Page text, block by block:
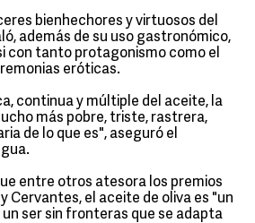
bienhechores y virtuosos del
además de su uso gastronómico,
con tanto protagonismo como el
eróticas.
continua y múltiple del aceite, la
más pobre, triste, rastrera,
de lo que es", aseguró el
entre otros atesora los premios
Cervantes, el aceite de oliva es "un
ser sin fronteras que se adapta